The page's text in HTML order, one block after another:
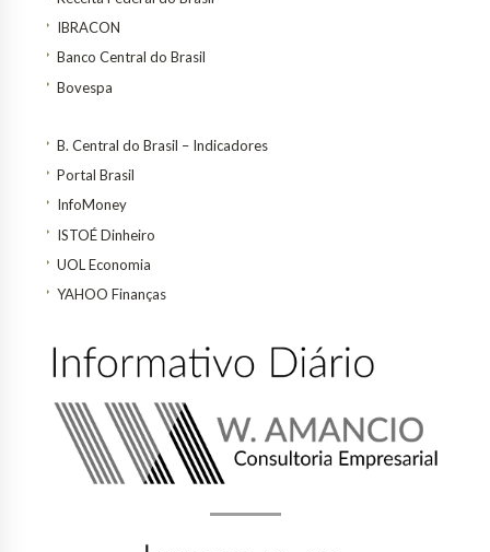
IBRACON
Banco Central do Brasil
Bovespa
B. Central do Brasil – Indicadores
Portal Brasil
InfoMoney
ISTOÉ Dinheiro
UOL Economia
YAHOO Finanças